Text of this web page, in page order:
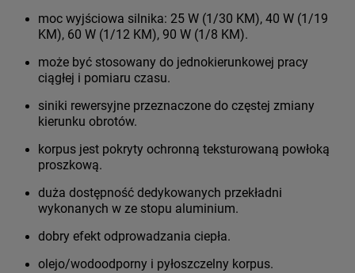
moc wyjściowa silnika: 25 W (1/30 KM), 40 W (1/19
KM), 60 W (1/12 KM), 90 W (1/8 KM).
może być stosowany do jednokierunkowej pracy
ciągłej i pomiaru czasu.
siniki rewersyjne przeznaczone do częstej zmiany
kierunku obrotów.
korpus jest pokryty ochronną teksturowaną powłoką
proszkową.
duża dostępność dedykowanych przekładni
wykonanych w ze stopu aluminium.
dobry efekt odprowadzania ciepła.
olejo/wodoodporny i pyłoszczelny korpus.